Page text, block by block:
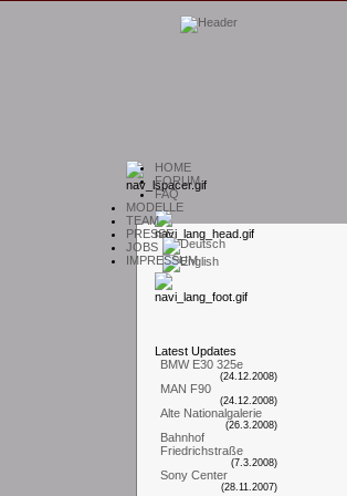
HOME
FORUM
FAQ
MODELLE
TEAM
PRESSE
JOBS
IMPRESSUM
L atest Updates
BMW E30 325e
(24.12.2008)
MAN F90
(24.12.2008)
Alte Nationalgalerie
(26.3.2008)
Bahnhof
Friedrichstraße
(7.3.2008)
Sony Center
(28.11.2007)